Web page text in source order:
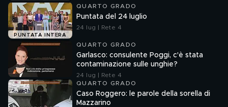
PUNTATA INTERA
QUARTO GRADO
Puntata del 24 luglio
24 lug | Rete 4
QUARTO GRADO
Garlasco: consulente Poggi, c'è stata
contaminazione sulle unghie?
24 lug | Rete 4
QUARTO GRADO
Caso Roggero: le parole della sorella di
Mazzarino